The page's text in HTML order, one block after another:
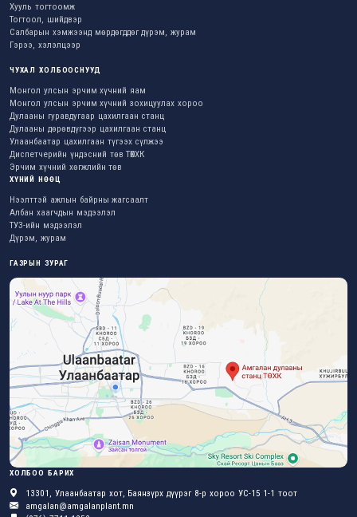
Хууль тогтоомж
Тогтоол, шийдвэр
Салбарын хэмжээнд мөрдөгддөг дүрэм, журам
Гэрээ, хэлэлцээр
ЧУХАЛ ХОЛБООСНУУД
Монгол улсын эрчим хүчний яам
Монгол улсын эрчим хүчний зохицуулах хороо
Дулааны гуравдугаар цахилгаан станц
Дулааны дөрөвдүгээр цахилгаан станц
Улаанбаатар цахилгаан түгээх сүлжээ
Диспетчерийн үндэсний төв ТӨХХК
Эрчим хүчний хөгжлийн төв
ХҮНИЙ НӨӨЦ
Нээлттэй ажлын байрны жагсаалт
Албан хаагчдын мэдээлэл
ТУЗ-ийн мэдээлэл
Дүрэм, журам
ГАЗРЫН ЗУРАГ
ХОЛБОО БАРИХ
13301, Улаанбаатар хот, Баянзүрх дүүрэг 8-р хороо УС-15 1-1 тоот
amgalan@amgalanplant.mn